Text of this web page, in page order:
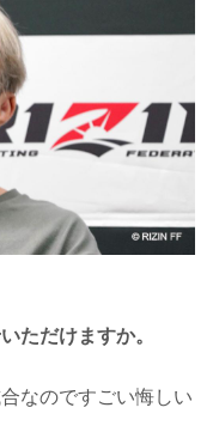
ただけますか。
なのですごい悔しい